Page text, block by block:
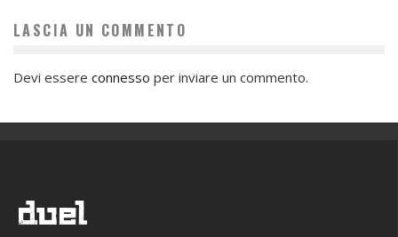
LASCIA UN COMMENTO
Devi essere connesso per inviare un commento.